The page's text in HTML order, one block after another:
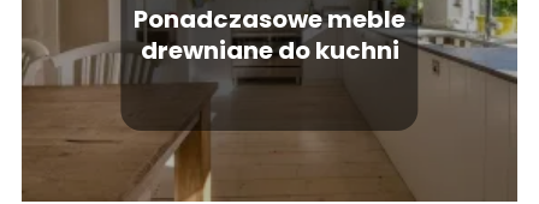
Ponadczasowe meble
drewniane do kuchni